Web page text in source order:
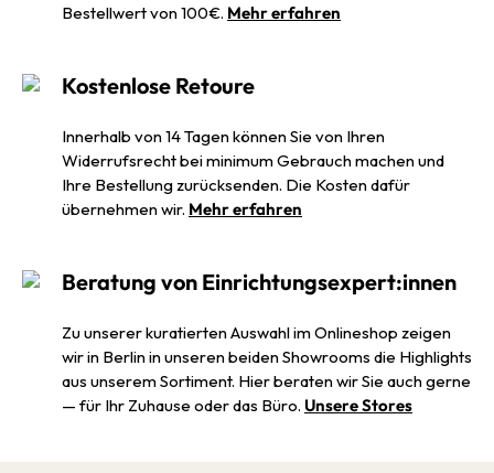
Bestellwert von 100€. Mehr erfahren
Kostenlose Retoure
Innerhalb von 14 Tagen können Sie von Ihren
Widerrufsrecht bei minimum Gebrauch machen und
Ihre Bestellung zurücksenden. Die Kosten dafür
übernehmen wir. Mehr erfahren
Beratung von Einrichtungsexpert:innen
Zu unserer kuratierten Auswahl im Onlineshop zeigen
wir in Berlin in unseren beiden Showrooms die Highlights
aus unserem Sortiment. Hier beraten wir Sie auch gerne
— für Ihr Zuhause oder das Büro. Unsere Stores